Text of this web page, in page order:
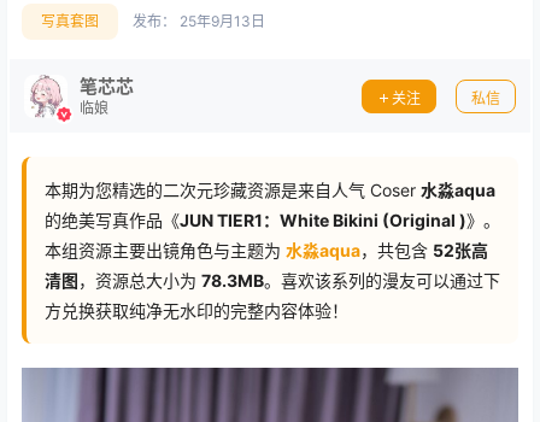
写真套图 发布： 25年9月13日
笔芯芯
临娘
关注 私信
本期为您精选的二次元珍藏资源是来自人气 Coser 水淼aqua
的绝美写真作品《JUN TIER1：White Bikini (Original )》。
本组资源主要出镜角色与主题为 水淼aqua，共包含 52张高
清图，资源总大小为 78.3MB。喜欢该系列的漫友可以通过下
方兑换获取纯净无水印的完整内容体验！